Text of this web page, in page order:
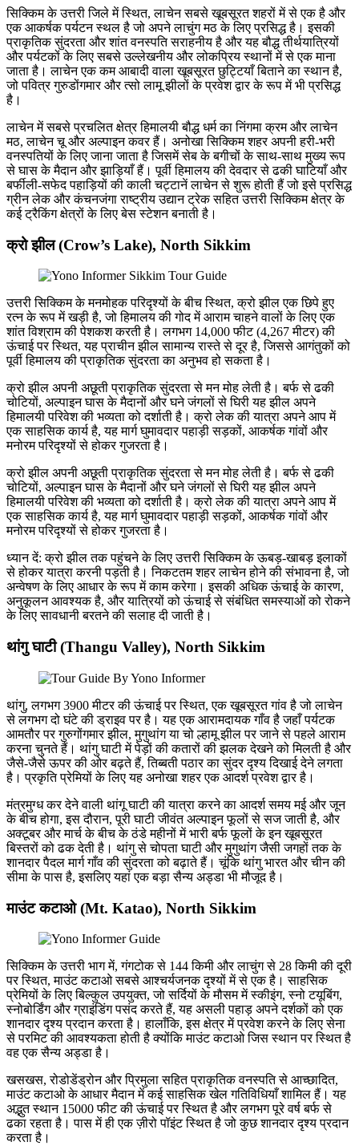
सिक्किम के उत्तरी जिले में स्थित, लाचेन सबसे खूबसूरत शहरों में से एक है और
एक आकर्षक पर्यटन स्थल है जो अपने लाचुंग मठ के लिए प्रसिद्ध है। इसकी
प्राकृतिक सुंदरता और शांत वनस्पति सराहनीय है और यह बौद्ध तीर्थयात्रियों
और पर्यटकों के लिए सबसे उल्लेखनीय और लोकप्रिय स्थानों में से एक माना
जाता है। लाचेन एक कम आबादी वाला खूबसूरत छुट्टियाँ बिताने का स्थान है,
जो पवित्र गुरुडोंगमार और त्सो लामू झीलों के प्रवेश द्वार के रूप में भी प्रसिद्ध
है।
लाचेन में सबसे प्रचलित क्षेत्र हिमालयी बौद्ध धर्म का निंगमा क्रम और लाचेन
मठ, लाचेन चू और अल्पाइन कवर हैं। अनोखा सिक्किम शहर अपनी हरी-भरी
वनस्पतियों के लिए जाना जाता है जिसमें सेब के बगीचों के साथ-साथ मुख्य रूप
से घास के मैदान और झाड़ियाँ हैं। पूर्वी हिमालय की देवदार से ढकी घाटियाँ और
बर्फीली-सफेद पहाड़ियों की काली चट्टानें लाचेन से शुरू होती हैं जो इसे प्रसिद्ध
ग्रीन लेक और कंचनजंगा राष्ट्रीय उद्यान ट्रेक सहित उत्तरी सिक्किम क्षेत्र के
कई ट्रैकिंग क्षेत्रों के लिए बेस स्टेशन बनाती है।
क्रो झील (Crow’s Lake), North Sikkim
उत्तरी सिक्किम के मनमोहक परिदृश्यों के बीच स्थित, क्रो झील एक छिपे हुए
रत्न के रूप में खड़ी है, जो हिमालय की गोद में आराम चाहने वालों के लिए एक
शांत विश्राम की पेशकश करती है। लगभग 14,000 फीट (4,267 मीटर) की
ऊंचाई पर स्थित, यह प्राचीन झील सामान्य रास्ते से दूर है, जिससे आगंतुकों को
पूर्वी हिमालय की प्राकृतिक सुंदरता का अनुभव हो सकता है।
क्रो झील अपनी अछूती प्राकृतिक सुंदरता से मन मोह लेती है। बर्फ से ढकी
चोटियों, अल्पाइन घास के मैदानों और घने जंगलों से घिरी यह झील अपने
हिमालयी परिवेश की भव्यता को दर्शाती है। क्रो लेक की यात्रा अपने आप में
एक साहसिक कार्य है, यह मार्ग घुमावदार पहाड़ी सड़कों, आकर्षक गांवों और
मनोरम परिदृश्यों से होकर गुजरता है।
क्रो झील अपनी अछूती प्राकृतिक सुंदरता से मन मोह लेती है। बर्फ से ढकी
चोटियों, अल्पाइन घास के मैदानों और घने जंगलों से घिरी यह झील अपने
हिमालयी परिवेश की भव्यता को दर्शाती है। क्रो लेक की यात्रा अपने आप में
एक साहसिक कार्य है, यह मार्ग घुमावदार पहाड़ी सड़कों, आकर्षक गांवों और
मनोरम परिदृश्यों से होकर गुजरता है।
ध्यान दें: क्रो झील तक पहुंचने के लिए उत्तरी सिक्किम के ऊबड़-खाबड़ इलाकों
से होकर यात्रा करनी पड़ती है। निकटतम शहर लाचेन होने की संभावना है, जो
अन्वेषण के लिए आधार के रूप में काम करेगा। इसकी अधिक ऊंचाई के कारण,
अनुकूलन आवश्यक है, और यात्रियों को ऊंचाई से संबंधित समस्याओं को रोकने
के लिए सावधानी बरतने की सलाह दी जाती है।
थांगु घाटी (Thangu Valley), North Sikkim
थांगु, लगभग 3900 मीटर की ऊंचाई पर स्थित, एक खूबसूरत गांव है जो लाचेन
से लगभग दो घंटे की ड्राइव पर है। यह एक आरामदायक गाँव है जहाँ पर्यटक
आमतौर पर गुरुगोंगमार झील, मुगुथांग या चो ल्हामू झील पर जाने से पहले आराम
करना चुनते हैं। थांगु घाटी में पेड़ों की कतारों की झलक देखने को मिलती है और
जैसे-जैसे ऊपर की ओर बढ़ते हैं, तिब्बती पठार का सुंदर दृश्य दिखाई देने लगता
है। प्रकृति प्रेमियों के लिए यह अनोखा शहर एक आदर्श प्रवेश द्वार है।
मंत्रमुग्ध कर देने वाली थांगू घाटी की यात्रा करने का आदर्श समय मई और जून
के बीच होगा, इस दौरान, पूरी घाटी जीवंत अल्पाइन फूलों से सज जाती है, और
अक्टूबर और मार्च के बीच के ठंडे महीनों में भारी बर्फ फूलों के इन खूबसूरत
बिस्तरों को ढक देती है। थांगु से चोपता घाटी और मुगुथांग जैसी जगहों तक के
शानदार पैदल मार्ग गाँव की सुंदरता को बढ़ाते हैं। चूंकि थांगु भारत और चीन की
सीमा के पास है, इसलिए यहां एक बड़ा सैन्य अड्डा भी मौजूद है।
माउंट कटाओ (Mt. Katao), North Sikkim
सिक्किम के उत्तरी भाग में, गंगटोक से 144 किमी और लाचुंग से 28 किमी की दूरी
पर स्थित, माउंट कटाओ सबसे आश्चर्यजनक दृश्यों में से एक है। साहसिक
प्रेमियों के लिए बिल्कुल उपयुक्त, जो सर्दियों के मौसम में स्कीइंग, स्नो टयूबिंग,
स्नोबोर्डिंग और ग्राइंडिंग पसंद करते हैं, यह असली पहाड़ अपने दर्शकों को एक
शानदार दृश्य प्रदान करता है। हालाँकि, इस क्षेत्र में प्रवेश करने के लिए सेना
से परमिट की आवश्यकता होती है क्योंकि माउंट कटाओ जिस स्थान पर स्थित है
वह एक सैन्य अड्डा है।
खसखस, रोडोडेंड्रोन और प्रिमुला सहित प्राकृतिक वनस्पति से आच्छादित,
माउंट कटाओ के आधार मैदान में कई साहसिक खेल गतिविधियाँ शामिल हैं। यह
अद्भुत स्थान 15000 फीट की ऊंचाई पर स्थित है और लगभग पूरे वर्ष बर्फ से
ढका रहता है। पास में ही एक ज़ीरो पॉइंट स्थित है जो कुछ शानदार दृश्य प्रदान
करता है।